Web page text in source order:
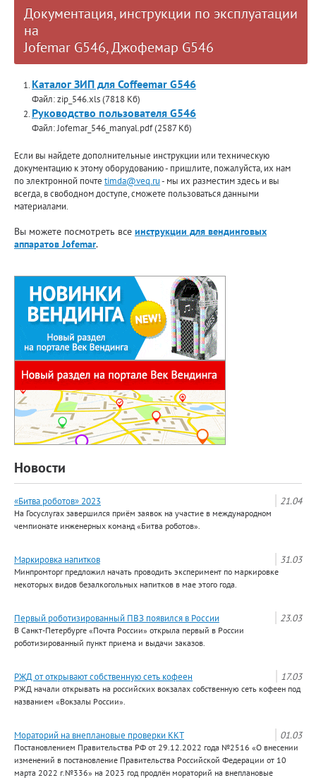
Документация, инструкции по эксплуатации
на
Jofemar G546, Джофемар G546
Каталог ЗИП для Coffeemar G546
Файл: zip_546.xls (7818 Кб)
Руководство пользователя G546
Файл: Jofemar_546_manyal.pdf (2587 Кб)
Если вы найдете дополнительные инструкции или техническую
документацию к этому оборудованию - пришлите, пожалуйста, их нам
по электронной почте timda@veq.ru- мы их разместим здесь и вы
всегда, в свободном доступе, сможете пользоваться данными
материалами.
Вы можете посмотреть все инструкции для вендинговых
аппаратов Jofemar.
Новости
21.04
«Битва роботов» 2023
На Госуслугах завершился приём заявок на участие в международном
чемпионате инженерных команд «Битва роботов».
31.03
Маркировка напитков
Минпромторг предложил начать проводить эксперимент по маркировке
некоторых видов безалкогольных напитков в мае этого года.
23.03
Первый роботизированный ПВЗ появился в России
В Санкт-Петербурге «Почта России» открыла первый в России
роботизированный пункт приема и выдачи заказов.
17.03
РЖД от открывают собственную сеть кофеен
РЖД начали открывать на российских вокзалах собственную сеть кофеен под
названием «Вокзалы России».
01.03
Мораторий на внеплановые проверки ККТ
Постановлением Правительства РФ от 29.12.2022 года №2516 «О внесении
изменений в постановление Правительства Российской Федерации от 10
марта 2022 г.№336» на 2023 год продлён мораторий на внеплановые